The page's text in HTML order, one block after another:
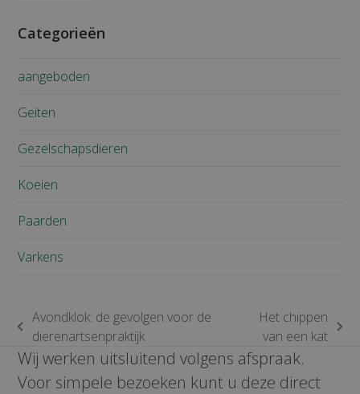
Categorieën
aangeboden
Geiten
Gezelschapsdieren
Koeien
Paarden
Varkens
previous
post:
Avondklok: de gevolgen voor de
dierenartsenpraktijk
next
post:
Het chippen
van een kat
Wij werken uitsluitend volgens afspraak.
Voor simpele bezoeken kunt u deze direct